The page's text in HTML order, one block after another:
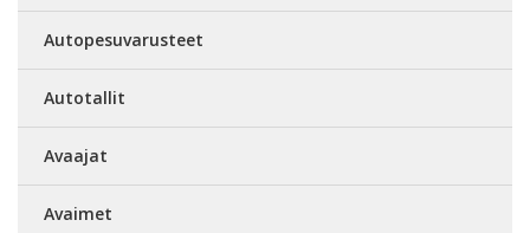
Autopesuvarusteet
Autotallit
Avaajat
Avaimet